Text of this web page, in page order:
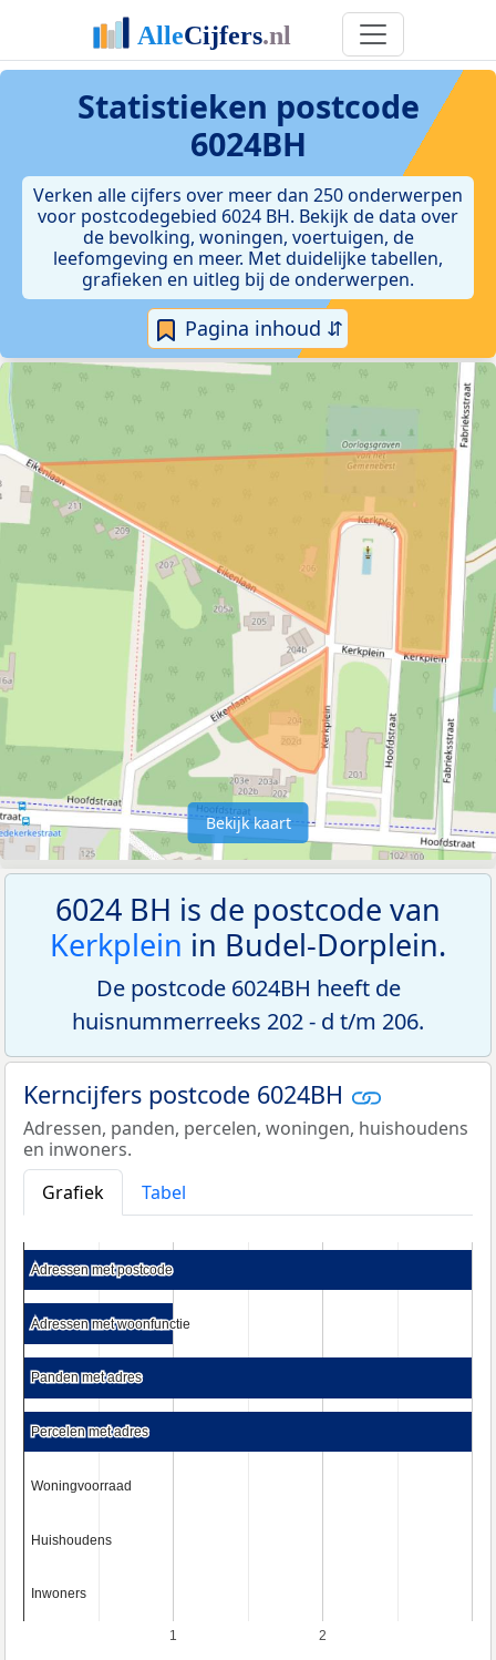
Statistieken postcode
6024BH
Verken alle cijfers over meer dan 250 onderwerpen
voor postcodegebied 6024 BH. Bekijk de data over
de bevolking, woningen, voertuigen, de
leefomgeving en meer. Met duidelijke tabellen,
grafieken en uitleg bij de onderwerpen.
Pagina inhoud ⇵
Bekijk kaart
6024 BH is de postcode van
Kerkplein in Budel-Dorplein.
De postcode 6024BH heeft de
huisnummerreeks 202 - d t/m 206.
Kerncijfers postcode 6024BH
Adressen, panden, percelen, woningen, huishoudens
en inwoners.
Grafiek
Tabel
1 2
Adressen met postcode
Adressen met postcode
Adressen met woonfunctie
Adressen met woonfunctie
Panden met adres
Panden met adres
Percelen met adres
Percelen met adres
Woningvoorraad
Woningvoorraad
Huishoudens
Huishoudens
Inwoners
Inwoners